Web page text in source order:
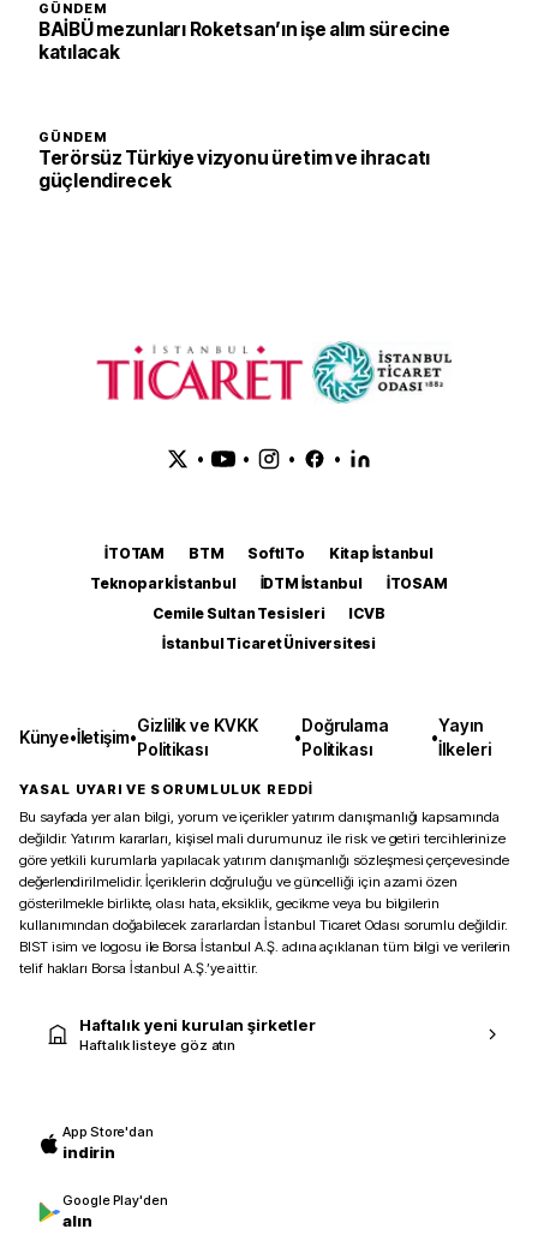
GÜNDEM
BAİBÜ mezunları Roketsan’ın işe alım sürecine
katılacak
GÜNDEM
Terörsüz Türkiye vizyonu üretim ve ihracatı
güçlendirecek
• • • •
İTOTAM BTM SoftITo
Kitap İstanbul
Teknopark İstanbul
İDTM İstanbul
İTOSAM
Cemile Sultan Tesisleri
ICVB
İstanbul Ticaret Üniversitesi
Künye•İletişim•
Gizlilik ve KVKK
Politikası
•
Doğrulama
Politikası
•
Yayın
İlkeleri
YASAL UYARI VE SORUMLULUK REDDİ
Bu sayfada yer alan bilgi, yorum ve içerikler yatırım danışmanlığı kapsamında
değildir. Yatırım kararları, kişisel mali durumunuz ile risk ve getiri tercihlerinize
göre yetkili kurumlarla yapılacak yatırım danışmanlığı sözleşmesi çerçevesinde
değerlendirilmelidir. İçeriklerin doğruluğu ve güncelliği için azami özen
gösterilmekle birlikte, olası hata, eksiklik, gecikme veya bu bilgilerin
kullanımından doğabilecek zararlardan İstanbul Ticaret Odası sorumlu değildir.
BIST isim ve logosu ile Borsa İstanbul A.Ş. adına açıklanan tüm bilgi ve verilerin
telif hakları Borsa İstanbul A.Ş.’ye aittir.
Haftalık yeni kurulan şirketler
Haftalık listeye göz atın
App Store'dan
indirin
Google Play'den
alın